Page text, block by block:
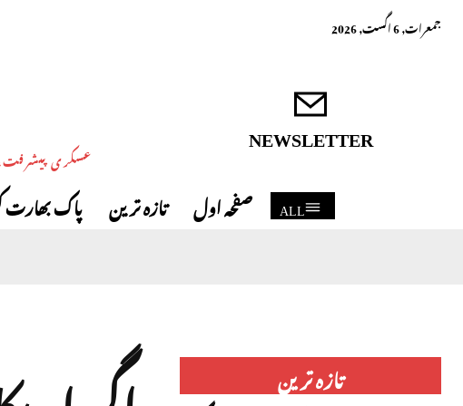
جمعرات, 6 اگست, 2026
NEWSLETTER
عسکری
ALL صفحہ اول تازہ ترین پاک بھارت
تازہ ترین